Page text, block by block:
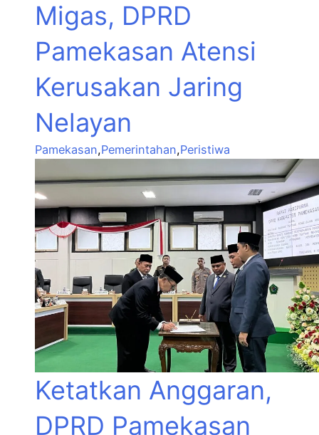
Migas, DPRD
Pamekasan Atensi
Kerusakan Jaring
Nelayan
Pamekasan,Pemerintahan,Peristiwa
Ketatkan Anggaran,
DPRD Pamekasan